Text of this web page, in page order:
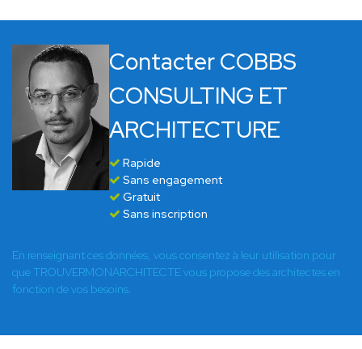
Contacter COBBS
CONSULTING ET
ARCHITECTURE
Rapide
Sans engagement
Gratuit
Sans inscription
En renseignant ces données, vous consentez à leur utilisation pour
que TROUVERMONARCHITECTE vous propose des architectes en
fonction de vos besoins.